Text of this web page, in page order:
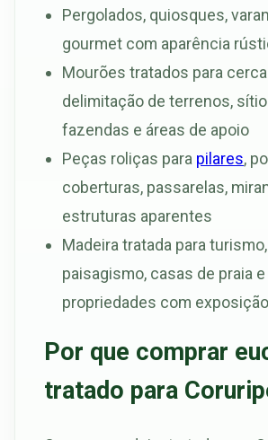
Pergolados, quiosques,
gourmet com aparência
Mourões tratados para
delimitação de terrenos,
fazendas e áreas de apoio
Peças roliças para pilares,
coberturas, passarelas,
estruturas aparentes
Madeira tratada para
paisagismo, casas de praia e
propriedades com
Por que comprar
tratado para